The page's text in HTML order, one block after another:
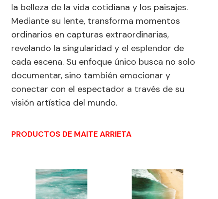
la belleza de la vida cotidiana y los paisajes.
Mediante su lente, transforma momentos
ordinarios en capturas extraordinarias,
revelando la singularidad y el esplendor de
cada escena. Su enfoque único busca no solo
documentar, sino también emocionar y
conectar con el espectador a través de su
visión artística del mundo.
PRODUCTOS DE MAITE ARRIETA